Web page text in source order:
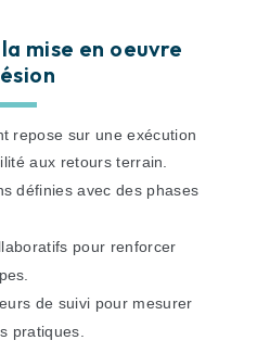
mise en oeuvre
repose sur une exécution
aux retours terrain.
définies avec des phases
pour renforcer
de suivi pour mesurer
pratiques.